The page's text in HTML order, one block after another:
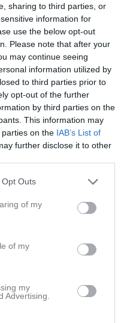
sharing to third parties, or
information for
use the below opt-out
Please note that after your
may continue seeing
information utilized by
to third parties prior to
opt-out of the further
by third parties on the
This information may
on the IAB’s List of
further disclose it to other
Outs
of my
of my
my
Advertising.